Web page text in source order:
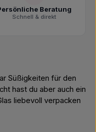
Beratung
Schnell & direkt
Süßigkeiten für den
hast du aber auch ein
liebevoll verpacken